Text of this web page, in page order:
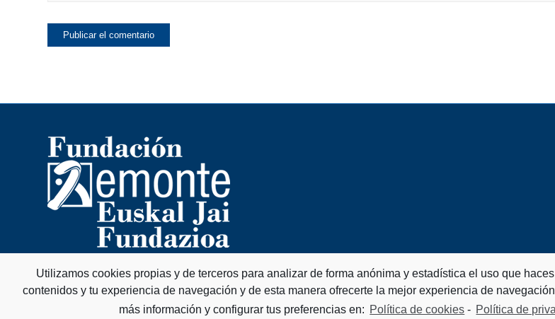
© Copyright - Fundación Remonte Euskal Jai Fundazioa -HORIXE DISEÑO
Utilizamos cookies propias y de terceros para analizar de forma anónima y estadística el uso que
contenidos y tu experiencia de navegación y de esta manera ofrecerte la mejor experiencia de
más información y configurar tus preferencias en: Política de cookies - Política de